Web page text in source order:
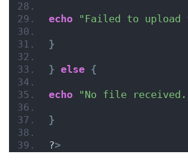
echo "Failed to
}
} else {
echo "No file
}
?>